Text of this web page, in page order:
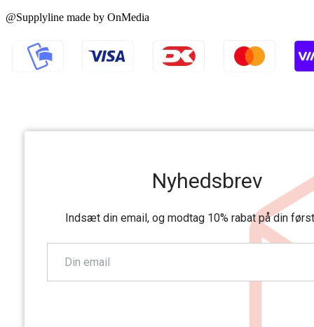
@Supplyline made by OnMedia
Nyhedsbrev
Indsæt din email, og modtag 10% rabat på din